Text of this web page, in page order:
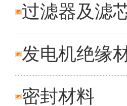
过滤器及滤
发电机绝缘
密封材料